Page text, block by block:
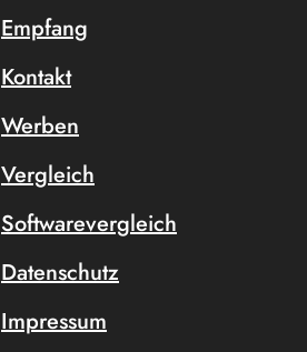
Empfang
Kontakt
Werben
Vergleich
Softwarevergleich
Datenschutz
Impressum